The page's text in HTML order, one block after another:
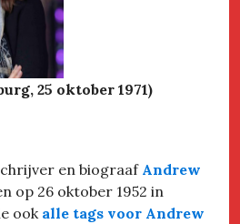
25 oktober 1971)
en biograaf Andrew
op 26 oktober 1952 in
ook alle tags voor Andrew